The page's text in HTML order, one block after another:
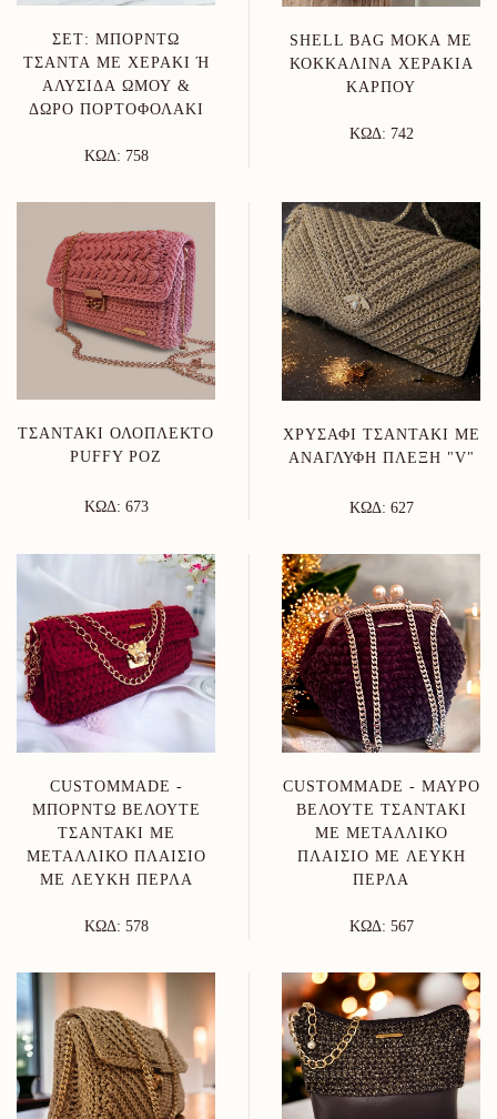
ΣΕΤ: ΜΠΟΡΝΤΏ
ΤΣΆΝΤΑ ΜΕ ΧΕΡΆΚΙ Ή Α
ΛΥΣΊΔΑ ΏΜΟΥ & Δ
ΏΡΟ ΠΟΡΤΟΦΟΛΆΚΙ
ΚΩΔ: 758
SHELL BAG ΜΌΚΑ ΜΕ
ΚΟΚΚΆΛΙΝΑ ΧΕΡΆΚΙΑ
ΚΑΡΠΟΎ
ΚΩΔ: 742
ΤΣΑΝΤΆΚΙ ΟΛΌΠΛΕΚΤΟ
PUFFY ΡΟΖ
ΚΩΔ: 673
ΧΡΥΣΑΦΊ ΤΣΑΝΤΆΚΙ ΜΕ
ΑΝΆΓΛΥΦΗ ΠΛΈΞΗ "V"
ΚΩΔ: 627
CUSTOMMADE -
ΜΠΟΡΝΤΏ ΒΕΛΟΥΤΈ
ΤΣΑΝΤΆΚΙ ΜΕ
ΜΕΤΑΛΛΙΚΌ ΠΛΑΊΣΙΟ
ΜΕ ΛΕΥΚΉ ΠΕΡΛΑ
ΚΩΔ: 578
CUSTOMMADE - ΜΑΎΡΟ
ΒΕΛΟΥΤΈ ΤΣΑΝΤΆΚΙ
ΜΕ ΜΕΤΑΛΛΙΚΌ
ΠΛΑΊΣΙΟ ΜΕ ΛΕΥΚΉ
ΠΕΡΛΑ
ΚΩΔ: 567